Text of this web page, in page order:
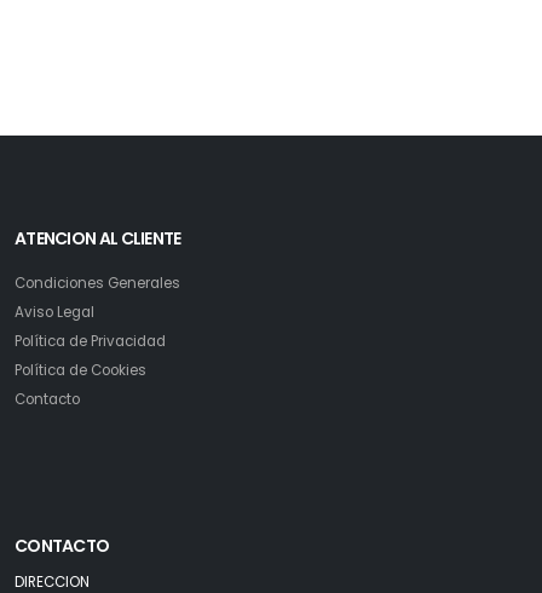
ATENCION AL CLIENTE
Condiciones Generales
Aviso Legal
Política de Privacidad
Política de Cookies
Contacto
CONTACTO
DIRECCION